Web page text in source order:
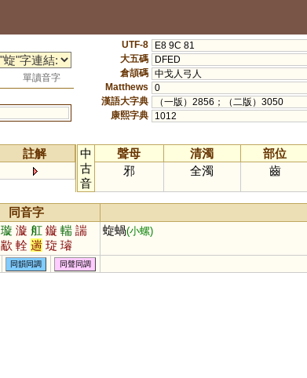
單讀音字
UTF-8
E8 9C 81
大五碼
DFED
倉頡碼 中戈人弓人
Matthews
0
漢語大字典
（一版）2856；（二版）3050
康熙字典
1012
註解
中
古
音
聲母 清濁 部位
邪
全濁 齒
同音字
璇 漩 舡 鏇 輲 諯
歂 輇 遄 琁 璿
蜁蝸(小螺)
同韻同調 同聲同調